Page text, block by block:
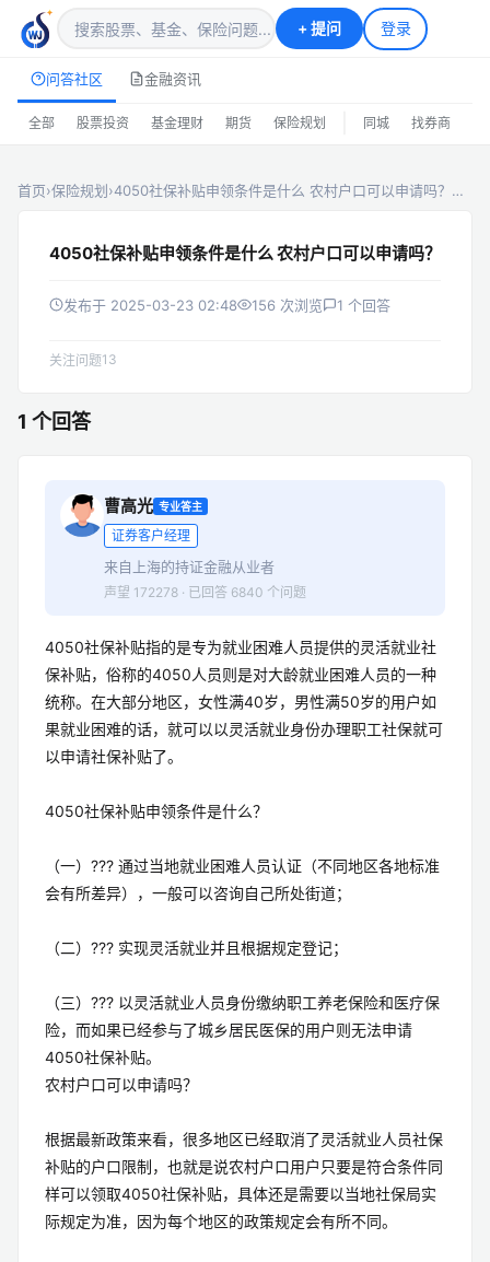
+提问 登录
问答社区 金融资讯
全部 股票投资 基金理财 期货 保险规划 同城 找券商
首页›保险规划›4050社保补贴申领条件是什么 农村户口可以申请吗？…
4050社保补贴申领条件是什么 农村户口可以申请吗？
发布于 2025-03-23 02:48 156 次浏览 1 个回答
关注问题13
1 个回答
曹高光 专业答主
证券客户经理
来自上海的持证金融从业者
声望 172278 · 已回答 6840 个问题
4050社保补贴指的是专为就业困难人员提供的灵活就业社
保补贴，俗称的4050人员则是对大龄就业困难人员的一种
统称。在大部分地区，女性满40岁，男性满50岁的用户如
果就业困难的话，就可以以灵活就业身份办理职工社保就可
以申请社保补贴了。
4050社保补贴申领条件是什么？
（一）??? 通过当地就业困难人员认证（不同地区各地标准
会有所差异），一般可以咨询自己所处街道；
（二）??? 实现灵活就业并且根据规定登记；
（三）??? 以灵活就业人员身份缴纳职工养老保险和医疗保
险，而如果已经参与了城乡居民医保的用户则无法申请
4050社保补贴。
农村户口可以申请吗？
根据最新政策来看，很多地区已经取消了灵活就业人员社保
补贴的户口限制，也就是说农村户口用户只要是符合条件同
样可以领取4050社保补贴，具体还是需要以当地社保局实
际规定为准，因为每个地区的政策规定会有所不同。